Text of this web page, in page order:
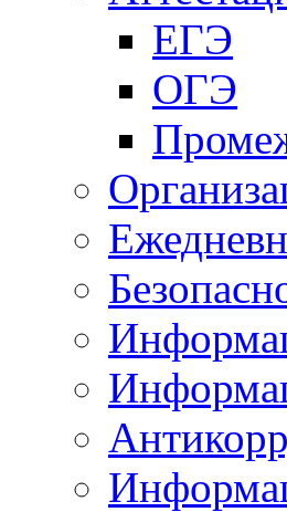
ЕГЭ
ОГЭ